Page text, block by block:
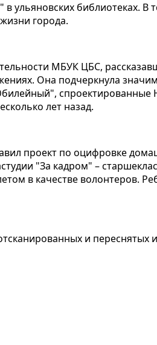
ульяновских библиотеках. В
города.
МБУК ЦБС,
Она подчеркнула
лет назад.
проект по оцифровке
"За кадром" –
в качестве волонтеров.
и